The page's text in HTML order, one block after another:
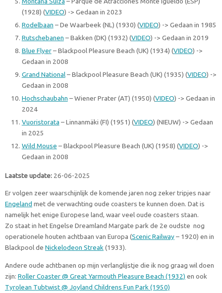
(1928) (VIDEO) -> Gedaan in 2023
Rodelbaan – De Waarbeek (NL) (1930) (VIDEO) -> Gedaan in 1985
Rutschebanen – Bakken (DK) (1932) (VIDEO) -> Gedaan in 2019
Blue Flyer– Blackpool Pleasure Beach (UK) (1934) (VIDEO) ->
Gedaan in 2008
Grand National– Blackpool Pleasure Beach (UK) (1935) (VIDEO) ->
Gedaan in 2008
Hochschaubahn – Wiener Prater (AT) (1950) (VIDEO) -> Gedaan in
2024
Vuoristorata – Linnanmäki (FI) (1951) (VIDEO) (NIEUW) -> Gedaan
in 2025
Wild Mouse – Blackpool Pleasure Beach (UK) (1958) (VIDEO) ->
Gedaan in 2008
Laatste update: 26-06-2025
Er volgen zeer waarschijnlijk de komende jaren nog zeker tripjes naar
Engeland met de verwachting oude coasters te kunnen doen. Dat is
namelijk het enige Europese land, waar veel oude coasters staan.
Zo staat in het Engelse Dreamland Margate park de 2e oudste nog
operationele houten achtbaan van Europa (Scenic Railway– 1920) en in
Blackpool de Nickelodeon Streak(1933).
Andere oude achtbanen op mijn verlanglijstje die ik nog graag wil doen
zijn: Roller Coaster @ Great Yarmouth Pleasure Beach (1932) en ook
Tyrolean Tubtwist @ Joyland Childrens Fun Park (1950)